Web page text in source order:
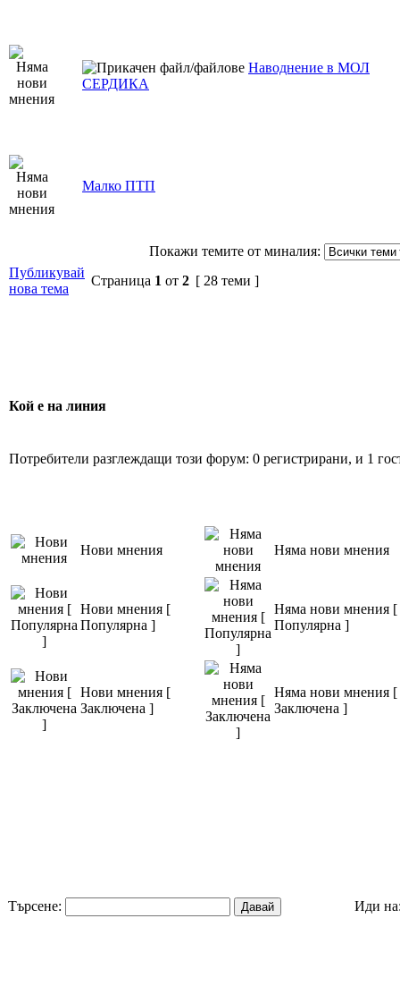
Наводнение в МОЛ
СЕРДИКА
Малко ПТП
Покажи темите от миналия:
Публикувай
нова тема
Страница 1 от 2 [ 28 теми ]
Кой е на линия
Потребители разглеждащи този форум: 0 регистрирани, и 1
Нови мнения Няма нови мнения
Нови мнения [
Популярна ]
Няма нови мнения [
Популярна ]
Нови мнения [
Заключена ]
Няма нови мнения [
Заключена ]
Търсене: Иди